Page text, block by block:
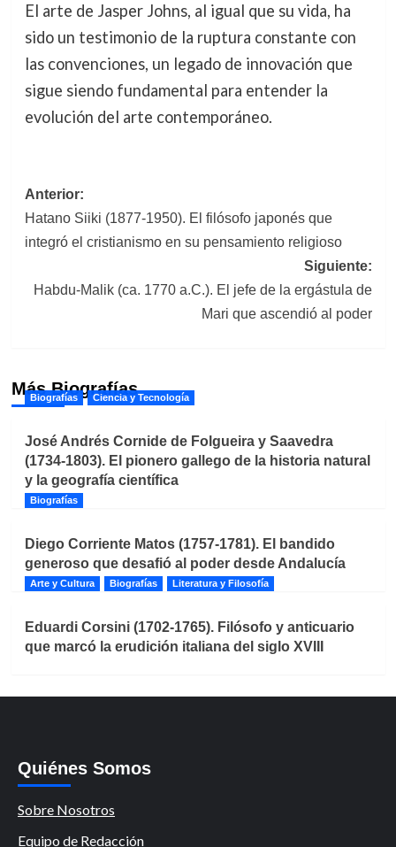
El arte de Jasper Johns, al igual que su vida, ha
sido un testimonio de la ruptura constante con
las convenciones, un legado de innovación que
sigue siendo fundamental para entender la
evolución del arte contemporáneo.
Navegación
de
entradas
Anterior:
Hatano Siiki (1877-1950). El filósofo japonés que
integró el cristianismo en su pensamiento religioso
Siguiente:
Habdu-Malik (ca. 1770 a.C.). El jefe de la ergástula de
Mari que ascendió al poder
Más Biografías
Biografías Ciencia y Tecnología
José Andrés Cornide de Folgueira y Saavedra
(1734-1803). El pionero gallego de la historia natural
y la geografía científica
Biografías
Diego Corriente Matos (1757-1781). El bandido
generoso que desafió al poder desde Andalucía
Arte y Cultura Biografías Literatura y Filosofía
Eduardi Corsini (1702-1765). Filósofo y anticuario
que marcó la erudición italiana del siglo XVIII
Quiénes Somos
Sobre Nosotros
Equipo de Redacción